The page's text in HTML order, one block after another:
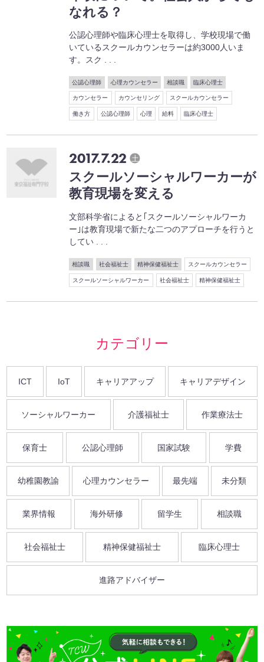
なれる？
公認心理師や臨床心理士を取得し、学校現場で働
いているスクールカウンセラーは約3000人いま
す。スク . . .
公認心理師 心理カウンセラー 相談職 臨床心理士
カウンセラー カウンセリング スクールカウンセラー
働き方 公認心理師 心理 給料 臨床心理士
2017.7.22 土
スクールソーシャルワーカーが
教育現場を変える
文部科学省によると｢スクールソーシャルワーカ
ー｣は教育現場で新たな二つのアプローチを行うと
してい . . .
相談職 社会福祉士 精神保健福祉士 スクールカウンセラー
スクールソーシャルワーカー 社会福祉士 精神保健福祉士
カテゴリー
ICT IoT キャリアアップ キャリアデザイン
ソーシャルワーカー 介護福祉士 作業療法士
保育士 公認心理師 国家試験 学費
幼稚園教諭 心理カウンセラー 最先端 未分類
業界情報 海外研修 留学生 相談職
社会福祉士 精神保健福祉士 臨床心理士
進路アドバイザー